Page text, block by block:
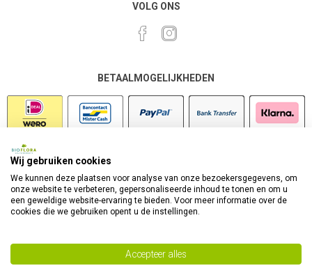
VOLG ONS
BETAALMOGELIJKHEDEN
Wij gebruiken cookies
We kunnen deze plaatsen voor analyse van onze bezoekersgegevens, om
onze website te verbeteren, gepersonaliseerde inhoud te tonen en om u
een geweldige website-ervaring te bieden. Voor meer informatie over de
cookies die we gebruiken opent u de instellingen.
Accepteer alles